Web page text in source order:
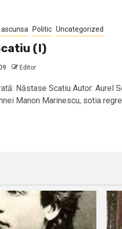
ascunsa Politic Uncategorized
(I)
Editor
Năstase Scatiu Autor: Aurel
Manon Marinescu, sotia